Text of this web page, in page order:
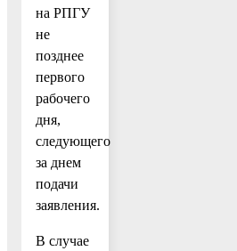
на РПГУ
не
позднее
первого
рабочего
дня,
следующего
за днем
подачи
заявления.
В случае